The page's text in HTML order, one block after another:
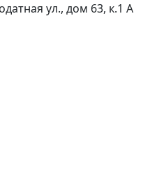
ул., дом 63, к.1 А